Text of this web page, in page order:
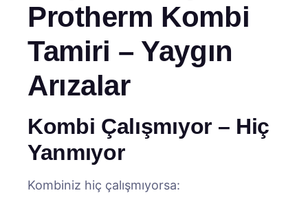
Protherm Kombi
Tamiri – Yaygın
Arızalar
Kombi Çalışmıyor – Hiç
Yanmıyor
Kombiniz hiç çalışmıyorsa: